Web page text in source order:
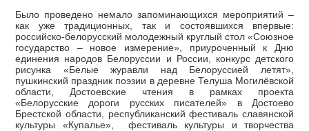
Было проведено немало запоминающихся мероприятий –
как уже традиционных, так и состоявшихся впервые:
российско-белорусский молодежный круглый стол «Союзное
государство – новое измерение», приуроченный к Дню
единения народов Белоруссии и России, конкурс детского
рисунка «Белые журавли над Белоруссией летят»,
пушкинский праздник поэзии в деревне Телуша Могилёвской
области, Достоевские чтения в рамках проекта
«Белорусские дороги русских писателей» в Достоево
Брестской области, республиканский фестиваль славянской
культуры «Купалье», фестиваль культуры и творчества